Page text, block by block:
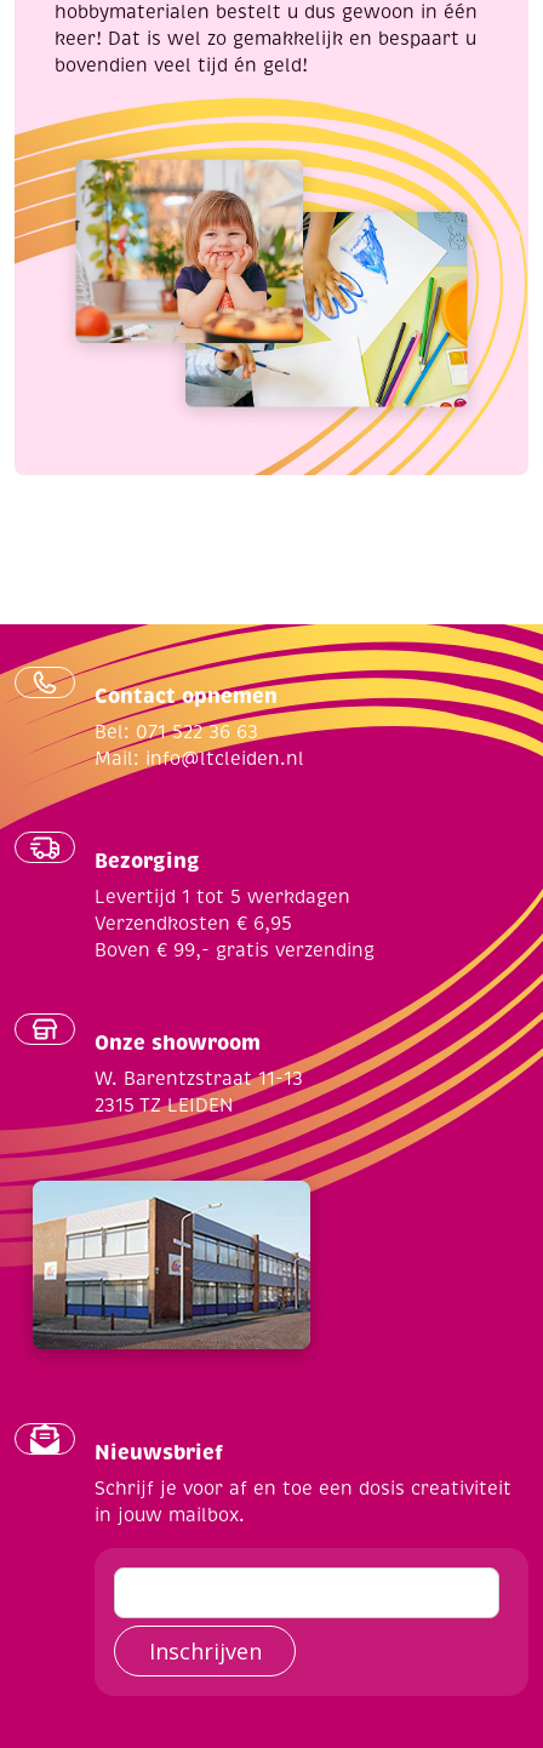
hobbymaterialen bestelt u dus gewoon in één
keer! Dat is wel zo gemakkelijk en bespaart u
bovendien veel tijd én geld!
Contact opnemen
Bel: 071 522 36 63
Mail: info@ltcleiden.nl
Bezorging
Levertijd 1 tot 5 werkdagen
Verzendkosten € 6,95
Boven € 99,- gratis verzending
Onze showroom
W. Barentzstraat 11-13
2315 TZ LEIDEN
Nieuwsbrief
Schrijf je voor af en toe een dosis creativiteit
in jouw mailbox.
Inschrijven